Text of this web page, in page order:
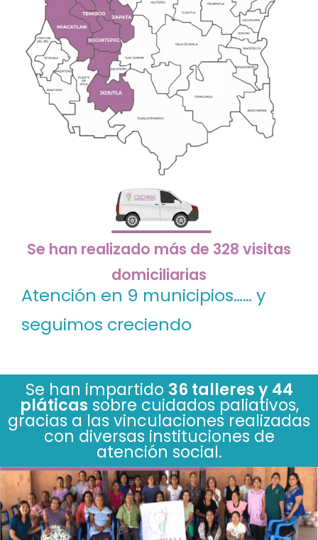
Se han realizado más de 328 visitas
domiciliarias
Atención en 9 municipios…… y
seguimos creciendo
Se han impartido 36 talleres y 44
pláticas sobre cuidados paliativos,
gracias a las vinculaciones realizadas
con diversas instituciones de
atención social.